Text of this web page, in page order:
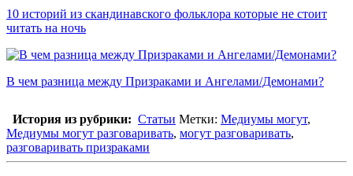
10 историй из скандинавского фольклора которые не стоит
читать на ночь
В чем разница между Призраками и Ангелами/Демонами?
История из рубрики: Статьи Метки: Медиумы могут,
Медиумы могут разговаривать, могут разговаривать,
разговаривать призраками